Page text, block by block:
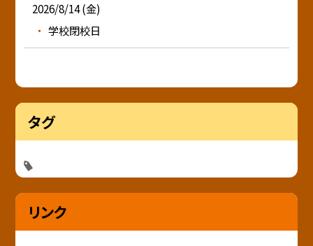
2026/8/14 (金)
学校閉校日
タグ
リンク